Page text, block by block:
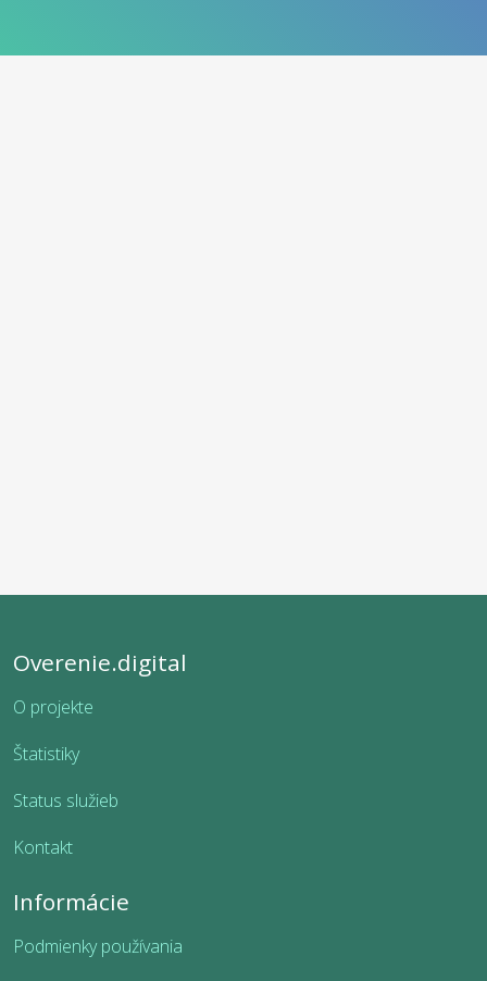
Overenie.digital
O projekte
Štatistiky
Status služieb
Kontakt
Informácie
Podmienky používania